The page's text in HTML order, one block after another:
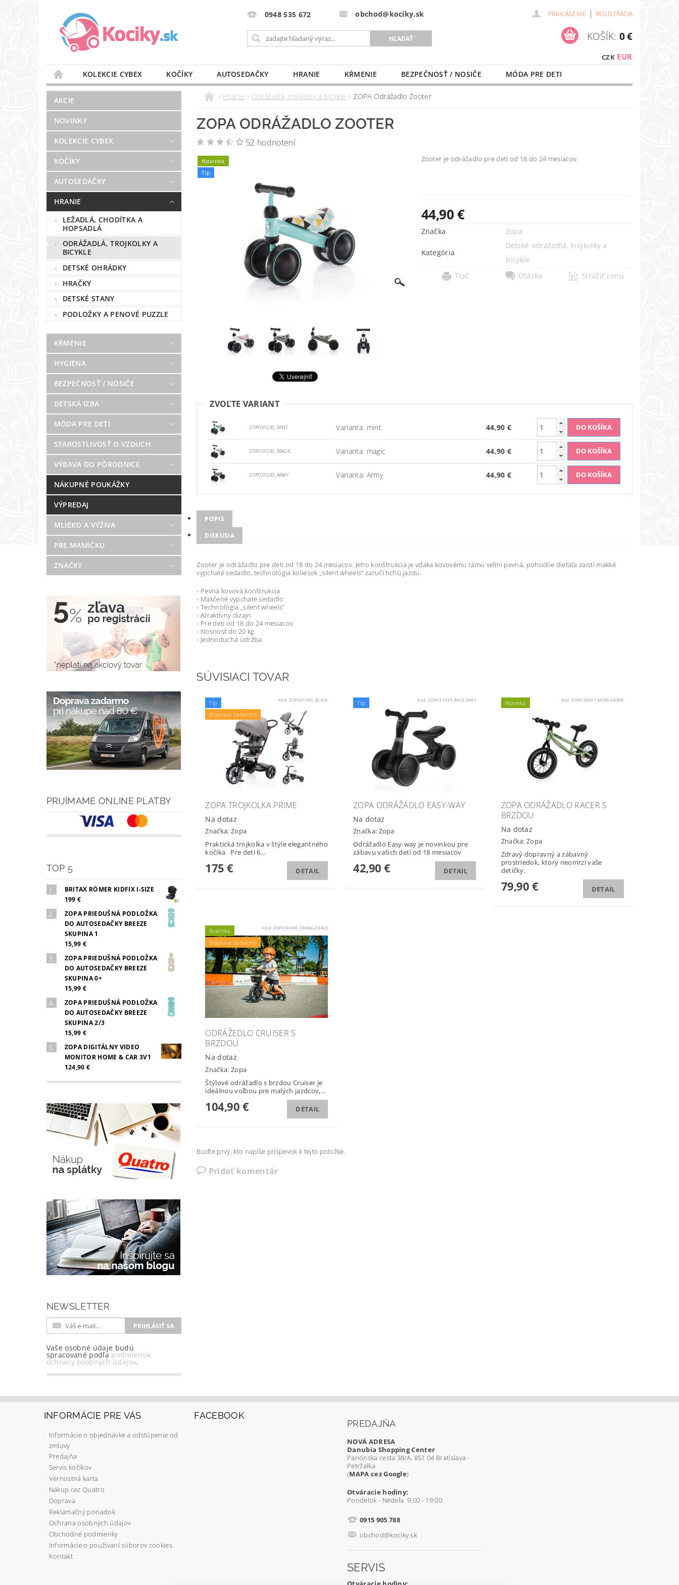
0948 535 672 obchod@kociky.sk PRIHLÁSENIE | REGISTRÁCIA
CZK EUR
KOŠÍK: 0 €
KOLEKCIE CYBEX KOČÍKY AUTOSEDAČKY HRANIE KŔMENIE BEZPEČNOSŤ / NOSIČE
MÓDA PRE DETI
STAROSTLIVOSŤ O VZDUCH
VÝBAVA DO PÔRODNICE MLIEKO A VÝŽIVA PRE MAMIČKU
BLOG
PREDAJŇA KONTAKT
AKCIE
NOVINKY
KOLEKCIE CYBEX
KOČÍKY
AUTOSEDAČKY
HRANIE
LEŽADLÁ, CHODÍTKA A
HOPSADLÁ
ODRÁŽADLÁ, TROJKOLKY A
BICYKLE
DETSKÉ OHRÁDKY
HRAČKY
DETSKÉ STANY
PODLOŽKY A PENOVÉ PUZZLE
KŔMENIE
HYGIENA
BEZPEČNOSŤ / NOSIČE
DETSKÁ IZBA
MÓDA PRE DETI
STAROSTLIVOSŤ O VZDUCH
VÝBAVA DO PÔRODNICE
NÁKUPNÉ POUKÁŽKY
VÝPREDAJ
MLIEKO A VÝŽIVA
PRE MAMIČKU
ZNAČKY
PRIJÍMAME ONLINE PLATBY
TOP 5
BRITAX RÖMER KIDFIX I-SIZE
199 €
ZOPA PRIEDUŠNÁ PODLOŽKA
DO AUTOSEDAČKY BREEZE
SKUPINA 1
15,99 €
ZOPA PRIEDUŠNÁ PODLOŽKA
DO AUTOSEDAČKY BREEZE
SKUPINA 0+
15,99 €
ZOPA PRIEDUŠNÁ PODLOŽKA
DO AUTOSEDAČKY BREEZE
SKUPINA 2/3
15,99 €
ZOPA DIGITÁLNY VIDEO
MONITOR HOME & CAR 3V1
124,90 €
NEWSLETTER
Vaše osobné údaje budú
spracované podľa podmienok
ochrany osobných údajov.
Hranie Odrážadlá, trojkolky a bicykle ZOPA Odrážadlo Zooter
ZOPA ODRÁŽADLO ZOOTER
52 hodnotení
Novinka
Tip
Zooter je odrážadlo pre deti od 18 do 24 mesiacov.
44,90 €
Značka Zopa
Kategória
Detské odrážadlá, trojkolky a
bicykle
Tlač
Otázka Strážiť cenu
ZVOĽTE VARIANT
ZOP031030_MINT Varianta: mint 44,90 €
ZOP031030_MAGIC Varianta: magic 44,90 €
ZOP031030_ARMY Varianta: Army 44,90 €
POPIS
DISKUSIA
Zooter je odrážadlo pre deti od 18 do 24 mesiacov. Jeho konštrukcia je vďaka kovovému rámu veľmi pevná, pohodlie dieťaťa zaistí mäkké
vypchaté sedadlo, technológia koliesok „silent wheels“ zaručí tichú jazdu.
- Pevná kovová konštrukcia
- Mäkčené vypchaté sedadlo
- Technológia „silent wheels“
- Atraktívny dizajn
- Pre deti od 18 do 24 mesiacov
- Nosnosť do 20 kg
- Jednoduchá údržba
SÚVISIACI TOVAR
Tip
Doprava zadarmo
Kód: ZOP031005_BLACK
ZOPA TROJKOLKA PRIME
Na dotaz
Značka: Zopa
Praktická trojkolka v štýle elegantného
kočíka Pre deti 6...
175 € DETAIL
Tip Kód: ZOP031035_RACE GREY
ZOPA ODRÁŽADLO EASY-WAY
Na dotaz
Značka: Zopa
Odrážadlo Easy-way je novinkou pre
zábavu vašich detí od 18 mesiacov
42,90 € DETAIL
Novinka Kód:ZOP036697_MOSS GREEN
ZOPA ODRÁŽADLO RACER S
BRZDOU
Na dotaz
Značka:Zopa
Zdravý dopravný a zábavný
prostriedok, ktorý neomrzí vaše
detičky.
79,90 € DETAIL
Novinka
Doprava zadarmo
Kód: ZOP036698_ORANGE RACE
ODRÁŽEDLO CRUISER S
BRZDOU
Na dotaz
Značka: Zopa
Štýlové odrážadlo s brzdou Cruiser je
ideálnou voľbou pre malých jazdcov,...
104,90 € DETAIL
Buďte prvý, kto napíše príspevok k tejto položke.
Pridať komentár
INFORMÁCIE PRE VÁS
Informácie o objednávke a odstúpenie od
zmluvy
Predajňa
Servis kočíkov
Vernostná karta
Nákup cez Quatro
Doprava
Reklamačný poriadok
Ochrana osobných údajov
Obchodné podmienky
Informácie o používaní súborov cookies
Kontakt
FACEBOOK
PREDAJŇA
NOVÁ ADRESA
Danubia Shopping Center
Panónska cesta 38/A, 851 04 Bratislava -
Petržalka
(MAPA cez Google)
Otváracie hodiny:
Pondelok - Nedeľa 9:00 - 19:00
0915 905 788
obchod@kociky.sk
SERVIS